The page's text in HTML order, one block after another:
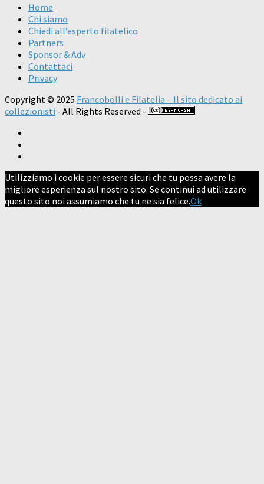
Home
Chi siamo
Chiedi all’esperto filatelico
Partners
Sponsor & Adv
Contattaci
Privacy
Copyright © 2025 Francobolli e Filatelia – Il sito dedicato ai
collezionisti - All Rights Reserved -
Utilizziamo i cookie per essere sicuri che tu possa avere la
migliore esperienza sul nostro sito. Se continui ad utilizzare
questo sito noi assumiamo che tu ne sia felice.Ok